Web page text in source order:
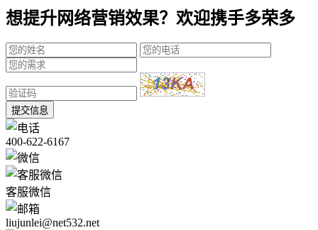
想提升网络营销效果？欢迎携手多荣多
提交信息
400-622-6167
客服微信
liujunlei@net532.net